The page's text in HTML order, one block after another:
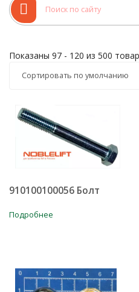
Показаны 97 - 120 из 500
910100100056 Болт
Подробнее